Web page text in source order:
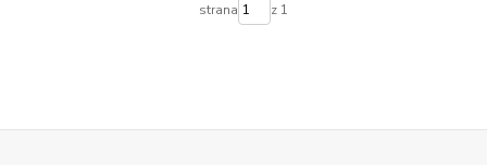
strana z 1